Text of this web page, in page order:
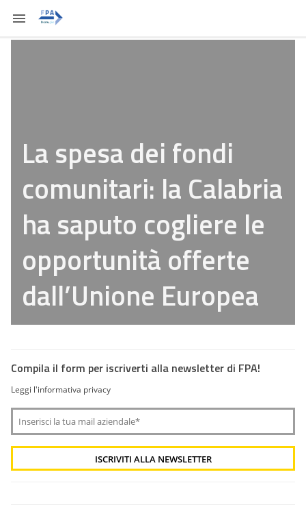
La spesa dei fondi
comunitari: la Calabria
ha saputo cogliere le
opportunità offerte
dall’Unione Europea
Compila il form per iscriverti alla newsletter di FPA!
Leggi l'informativa privacy